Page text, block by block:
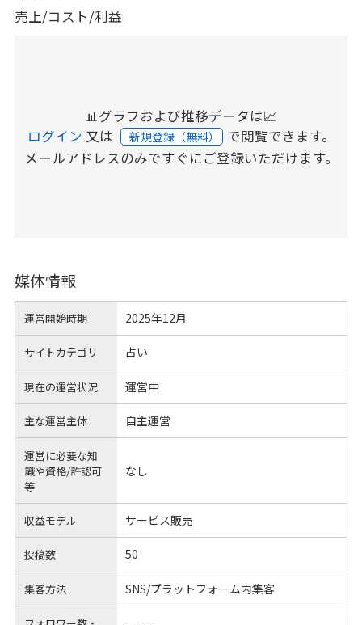
売上/コスト/利益
📊グラフおよび推移データは📈
ログイン 又は 新規登録（無料） で閲覧できます。
メールアドレスのみですぐにご登録いただけます。
媒体情報
運営開始時期 2025年12月
サイトカテゴリ 占い
現在の運営状況 運営中
主な運営主体 自主運営
運営に必要な知
識や資格/許認可
等
なし
収益モデル サービス販売
投稿数 50
集客方法 SNS/プラットフォーム内集客